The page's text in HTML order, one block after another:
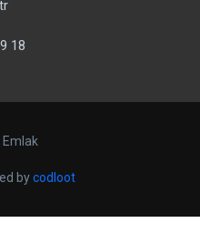
18
bycodloot